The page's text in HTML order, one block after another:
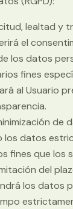
lealtad y
el
los datos
fines
al Usuario
de
los datos
fines que los
del
los datos